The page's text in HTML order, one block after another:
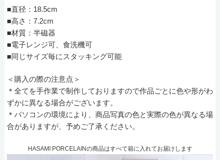
■直径：18.5cm
■高さ：7.2cm
■材質：半磁器
■電子レンジ可、食洗機可
■同じサイズ毎にスタッキング可能
＜購入の際の注意点＞
＊全てを手作業で制作しておりますので作品ごとに色や形がわ
ずかに異なる場合がございます。
＊パソコンの環境により、商品写真の色と実際の色が異なる場
合がありますが、予めご了承ください。
HASAMI PORCELAINの商品はすべて箱に入れてお届けします